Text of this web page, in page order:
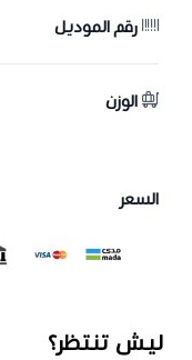
رقم الموديل
الوزن
السعر
ليش تنتظر؟